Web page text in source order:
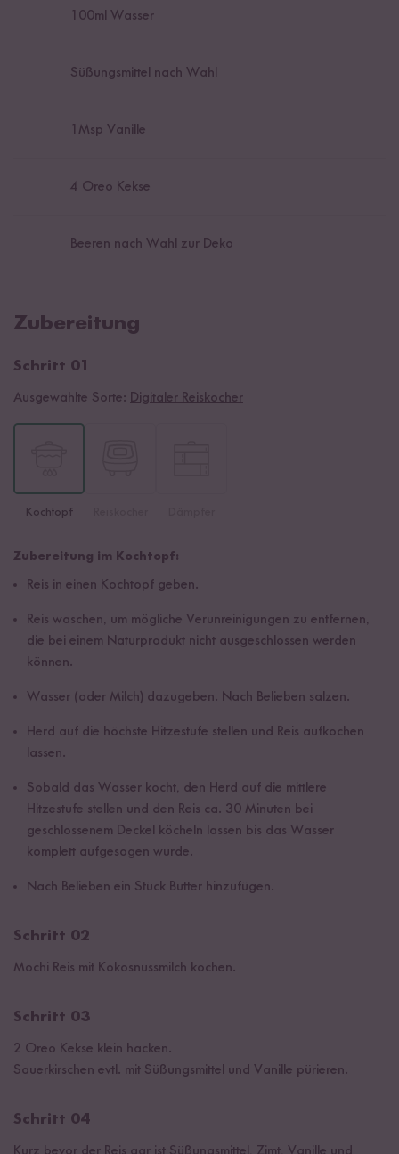
100ml Wasser
Süßungsmittel nach Wahl
1 Msp Vanille
4 Oreo Kekse
Beeren nach Wahl zur Deko
Zubereitung
Schritt 01
Ausgewählte Sorte: Digitaler Reiskocher
Kochtopf
Zubereitung im Kochtopf:
Reis in einen Kochtopf geben.
Reis waschen, um mögliche Verunreinigungen zu entfernen,
die bei einem Naturprodukt nicht ausgeschlossen werden
können.
Wasser (oder Milch) dazugeben. Nach Belieben salzen.
Herd auf die höchste Hitzestufe stellen und Reis aufkochen
lassen.
Sobald das Wasser kocht, den Herd auf die mittlere
Hitzestufe stellen und den Reis ca. 30 Minuten bei
geschlossenem Deckel köcheln lassen bis das Wasser
komplett aufgesogen wurde.
Nach Belieben ein Stück Butter hinzufügen.
Schritt 02
Mochi Reis mit Kokosnussmilch kochen.
Schritt 03
2 Oreo Kekse klein hacken.
Sauerkirschen evtl. mit Süßungsmittel und Vanille pürieren.
Schritt 04
Kurz bevor der Reis gar ist Süßungsmittel, Zimt, Vanille und